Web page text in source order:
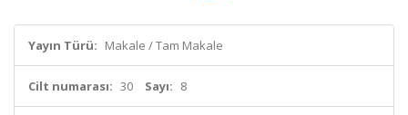
Yayın Türü: Makale / Tam Makale
Cilt numarası: 30 Sayı: 8